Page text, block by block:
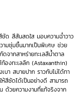
ด สีสันสดใส มอบความฉ่ำวาว
ามชุ่มชื้นมากเป็นพิเศษ ช่วย
จากสาหร่ายทะเลสีน้ำตาล
องทะเลลึก (Astaxanthin)
า สบายปาก ราวกับไม่ได้ทา
สีชัดได้เป็นอย่างดี สามารถ
ด้วยความงามที่แท้จริงจาก